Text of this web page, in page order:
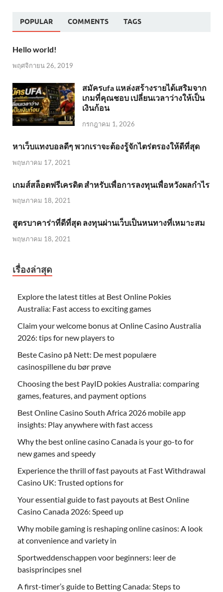
POPULAR COMMENTS TAGS
Hello world!
พฤศจิกายน 26, 2019
สมัครufa แหล่งสร้างรายได้เสริมจาก
เกมที่คุณชอบ เปลี่ยนเวลาว่างให้เป็น
เงินก้อน
กรกฎาคม 1, 2026
หาเว็บแทงบอลดีๆ พวกเราจะต้องรู้จักไตร่ตรองให้ดีที่สุด
พฤษภาคม 17, 2021
เกมส์สล็อตฟรีเครดิต สำหรับเพื่อการลงทุนเพื่อหวังผลกำไร
พฤษภาคม 18, 2021
สูตรบาคาร่าที่ดีที่สุด ลงทุนผ่านเว็บเป็นหนทางที่เหมาะสม
พฤษภาคม 18, 2021
เรื่องล่าสุด
Explore the latest titles at Best Online Pokies
Australia: Fast access to exciting games
Claim your welcome bonus at Online Casino Australia
2026: tips for new players to
Beste Casino på Nett: De mest populære
casinospillene du bør prøve
Choosing the best PayID pokies Australia: comparing
games, features, and payment options
Best Online Casino South Africa 2026 mobile app
insights: Play anywhere with fast access
Why the best online casino Canada is your go-to for
new games and speedy
Experience the thrill of fast payouts at Fast Withdrawal
Casino UK: Trusted options for
Your essential guide to fast payouts at Best Online
Casino Canada 2026: Speed up
Why mobile gaming is reshaping online casinos: A look
at convenience and variety in
Sportweddenschappen voor beginners: leer de
basisprincipes snel
A first-timer’s guide to Betting Canada: Steps to